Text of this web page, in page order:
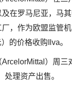
在罗马尼亚，马其
，作为欧盟监管
的价格收购Ilva。
）周三
处理资产出售。